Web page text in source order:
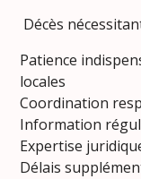
Décès
Patience
locales
Coordination
Information
Expertise
Délais